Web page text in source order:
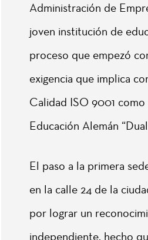
Administración de
joven institución de
proceso que empezó
exigencia que implica
Calidad ISO 9001
Educación Alemán
El paso a la primera
en la calle 24 de la
por lograr un
independiente, hecho